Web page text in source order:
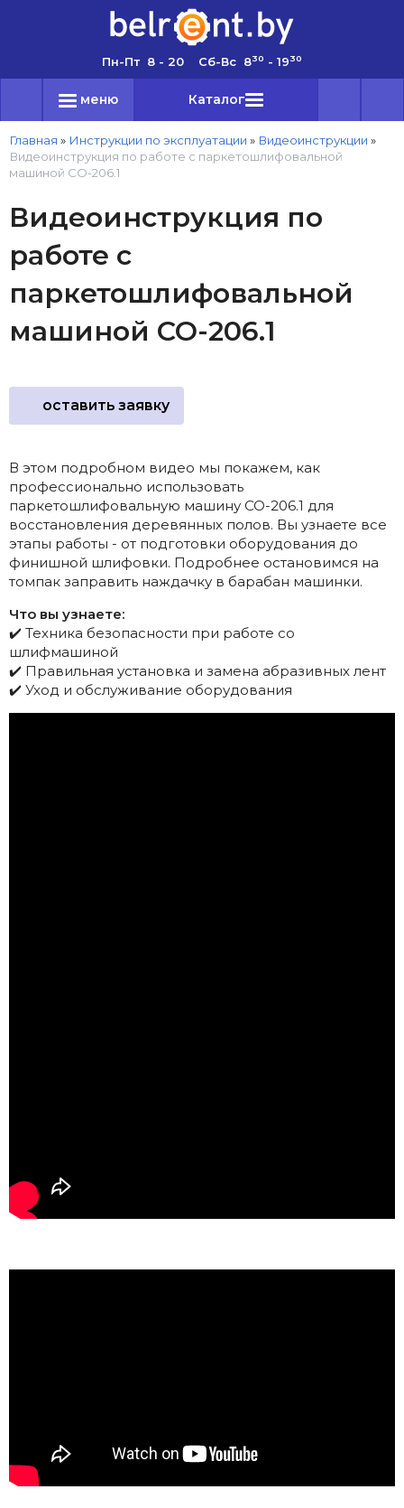
Пн-Пт 8 - 20 Сб-Вс 830 - 1930
меню Каталог
Главная » Инструкции по эксплуатации » Видеоинструкции »
Видеоинструкция по работе с паркетошлифовальной
машиной СО-206.1
Видеоинструкция по
работе с
паркетошлифовальной
машиной СО-206.1
оставить заявку
В этом подробном видео мы покажем, как
профессионально использовать
паркетошлифовальную машину СО-206.1 для
восстановления деревянных полов. Вы узнаете все
этапы работы - от подготовки оборудования до
финишной шлифовки. Подробнее остановимся на
томпак заправить наждачку в барабан машинки.
Что вы узнаете:
✔️ Техника безопасности при работе со
шлифмашиной
✔️ Правильная установка и замена абразивных лент
✔️ Уход и обслуживание оборудования